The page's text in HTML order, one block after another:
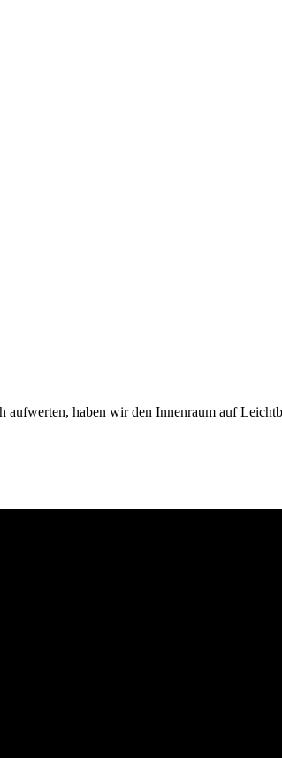
aufwerten, haben wir den Innenraum auf